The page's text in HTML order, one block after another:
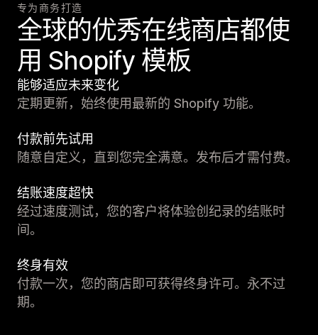
专为商务打造
全球的优秀在线商店都使
用 Shopify 模板
能够适应未来变化
定期更新，始终使用最新的 Shopify 功能。
付款前先试用
随意自定义，直到您完全满意。发布后才需付费。
结账速度超快
经过速度测试，您的客户将体验创纪录的结账时
间。
终身有效
付款一次，您的商店即可获得终身许可。永不过
期。